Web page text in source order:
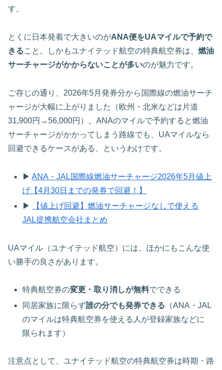
す。
とくに日本発着で大きいのがANA便をUAマイルで予約で
きること。しかもユナイテッド航空の特典航空券は、 燃油
サーチャージがかからないことが多いのが魅力です。
ご存じの通り、2026年5月発券分から国際線の燃油サーチ
ャージが大幅に上がりました（欧州・北米などは片道
31,900円→56,000円）。ANAのマイルで予約すると燃油
サーチャージがかかってしまう路線でも、UAマイルなら
回避できるケースがある、というわけです。
▶ANA・JAL国際線燃油サーチャージ2026年5月値上
げ【4月30日までの発券で回避！】
▶
【値上げ回避】燃油サーチャージなしで使える
JAL提携航空会社まとめ
UAマイル（ユナイテッド航空）には、ほかにもこんな使
い勝手の良さがあります。
特典航空券の変更・取り消しが無料でできる
同居家族に限らず誰の分でも発券できる （ANA・JAL
のマイルは特典航空券を使える人が登録家族などに
限られます）
注意点として、ユナイテッド航空の特典航空券は時期・路